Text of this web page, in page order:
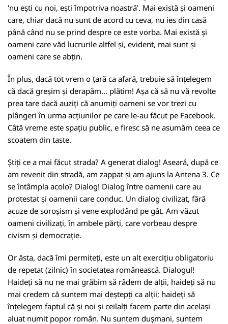
'nu ești cu noi, ești împotriva noastră'. Mai există și oameni
care, chiar dacă nu sunt de acord cu ceva, nu ies din casă
până când nu se prind despre ce este vorba. Mai există și
oameni care văd lucrurile altfel și, evident, mai sunt și
oameni care se abțin.
În plus, dacă tot vrem o țară ca afară, trebuie să înțelegem
că dacă greșim și derapăm... plătim! Așa că să nu vă revolte
prea tare dacă auziți că anumiți oameni se vor trezi cu
plângeri în urma acțiunilor pe care le-au făcut pe Facebook.
Câtă vreme este spațiu public, e firesc să ne asumăm ceea ce
scoatem din taste.
Știți ce a mai făcut strada? A generat dialog! Aseară, după ce
am revenit din stradă, am zappat și am ajuns la Antena 3. Ce
se întâmpla acolo? Dialog! Dialog între oamenii care au
protestat și oamenii care conduc. Un dialog civilizat, fără
acuze de soroșism și vene explodând pe gât. Am văzut
oameni civilizați, în ambele părți, care vorbeau despre
civism și democrație.
Or ăsta, dacă îmi permiteți, este un alt exercițiu obligatoriu
de repetat (zilnic) în societatea românească. Dialogul!
Haideți să nu ne mai grăbim să râdem de alții, haideți să nu
mai credem că suntem mai deștepți ca alții; haideți să
înțelegem faptul că și noi și ceilalți facem parte din același
aluat numit popor român. Nu suntem dușmani, suntem